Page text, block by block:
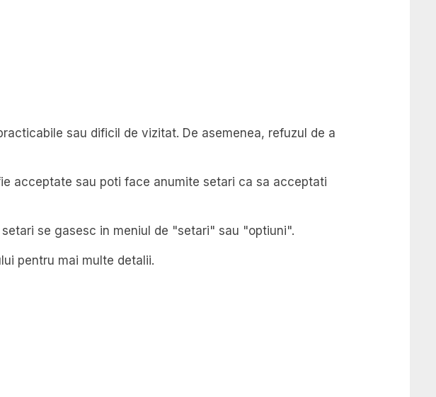
sau dificil de vizitat. De asemenea, refuzul de a
acceptate sau poti face anumite setari ca sa acceptati
se gasesc in meniul de "setari" sau "optiuni".
pentru mai multe detalii.